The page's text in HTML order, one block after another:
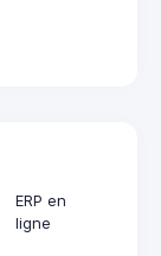
ERP en
ligne